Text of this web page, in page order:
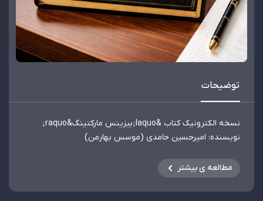
توضیحات
نسخه الکترونیک کتاب &laquo;بیزینس مارکتینگ&raquo;
نویسنده: امیرحسین حامدی (موسس بهارمن)
نقشه راه کاملاً بومی و تجربی برای افزایش فروش در بازار ایران.
تکنیک فروش).
مطالعه ی بیشتر